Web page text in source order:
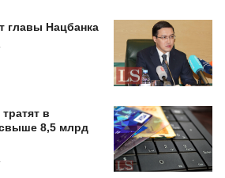
главы Нацбанка
в
свыше 8,5 млрд